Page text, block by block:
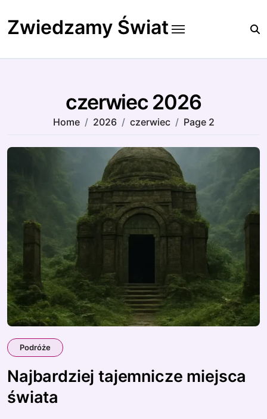
to
content
Zwiedzamy Świat
czerwiec 2026
Home 2026 czerwiec Page 2
Podróże
Najbardziej tajemnicze miejsca
świata